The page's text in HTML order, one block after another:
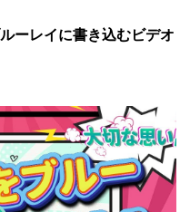
ーレイに書き込むビデオ